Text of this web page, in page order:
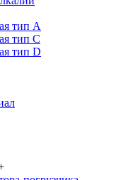
тип А
тип С
тип D